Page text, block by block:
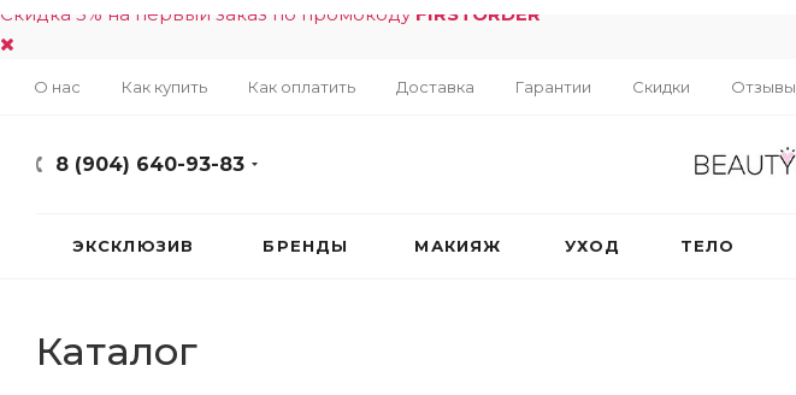
Скидка 5% на первый заказ по промокоду FIRSTORDER
О нас Как купить Как оплатить Доставка Гарантии Скидки Отзывы
8 (904) 640-93-83
ЭКСКЛЮЗИВ БРЕНДЫ МАКИЯЖ УХОД ТЕЛО
Каталог